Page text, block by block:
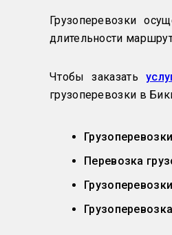
Грузоперевозки
длительности
Чтобы заказать
грузоперевозки в
Перевозка